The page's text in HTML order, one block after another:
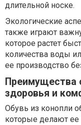
длительной носке.
Экологические
также играют
которое растет
количества воды
ее производство
Преимущества
здоровья и
Обувь из конопли
которые делают ее